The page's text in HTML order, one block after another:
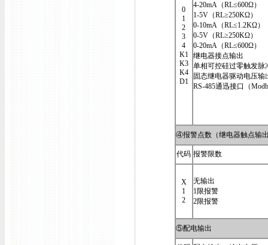
0
1
2
3
4
K1
K3
K4
D1
4-20mA（RL≤600Ω）
1-5V（RL≥250KΩ）
0-10mA（RL≤1.2KΩ）
0-5V（RL≥250KΩ）
0-20mA（RL≤600Ω）
继电器接点输出
单相可控硅过零触发脉
固态继电器驱动电压输
RS-485通迅接口（
④报警点数（继电器触点输
代码 报警限数
X
1
2
无输出
1限报警
2限报警
⑤配电输出